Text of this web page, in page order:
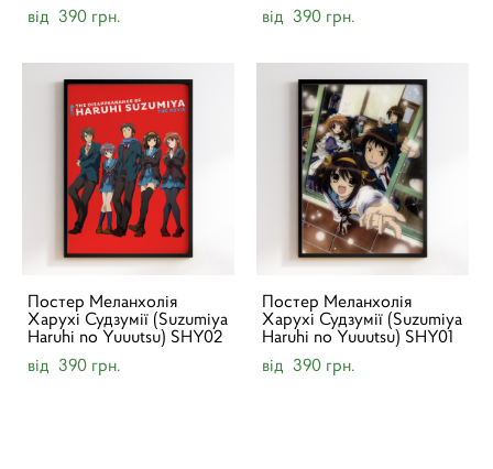
від 390 грн. від 390 грн.
Постер Меланхолія
Харухі Судзумії (Suzumiya
Haruhi no Yuuutsu) SHY02
від 390 грн.
Постер Меланхолія
Харухі Судзумії (Suzumiya
Haruhi no Yuuutsu) SHY01
від 390 грн.